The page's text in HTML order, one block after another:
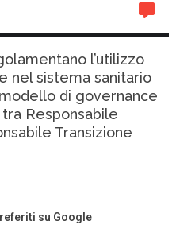
l’utilizzo
nel sistema sanitario
di governance
Responsabile
Transizione
su Google